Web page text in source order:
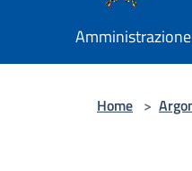
Amministrazione
Home >